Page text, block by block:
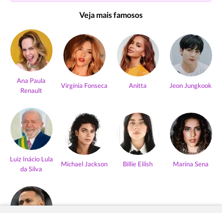
Veja mais famosos
Ana Paula
Renault
Virgínia Fonseca Anitta Jeon Jungkook
Luiz Inácio Lula
da Silva
Michael Jackson Billie Eilish Marina Sena